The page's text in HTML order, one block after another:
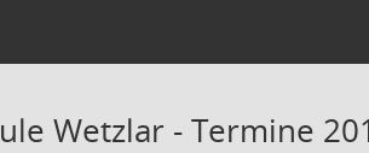
Wetzlar - Termine